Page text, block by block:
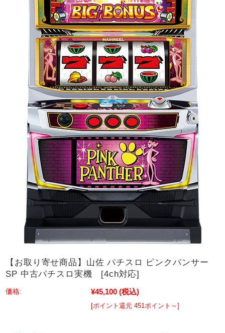
【お取り寄せ商品】山佐 パチスロ ピンクパンサー
SP 中古パチスロ実機 [4ch対応]
価格: ¥45,100 (税込)
[ポイント還元 451ポイント～]